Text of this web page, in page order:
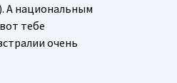
А национальным
тебе
очень